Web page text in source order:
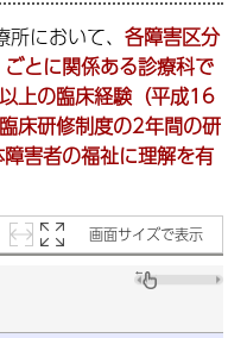
において、 各障害区分
ごとに関係ある診療科で
上の臨床経験（平成16
床研修制度の2年間の研
害者の福祉に理解を有
画面サイズで表示